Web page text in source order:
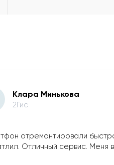
Клара Минькова
2Гис
отремонтировали
Отличный сервис. Меня